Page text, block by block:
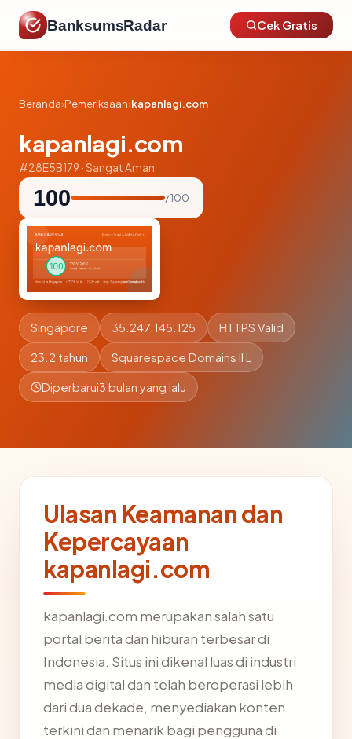
BanksumsRadar Cek Gratis
Beranda›Pemeriksaan›kapanlagi.com
kapanlagi.com
#28E5B179 · Sangat Aman
100 / 100
Singapore 35.247.145.125 HTTPS Valid
23.2 tahun Squarespace Domains II L
Diperbarui3 bulan yang lalu
Ulasan Keamanan dan
Kepercayaan
kapanlagi.com
kapanlagi.com merupakan salah satu
portal berita dan hiburan terbesar di
Indonesia. Situs ini dikenal luas di industri
media digital dan telah beroperasi lebih
dari dua dekade, menyediakan konten
terkini dan menarik bagi pengguna di